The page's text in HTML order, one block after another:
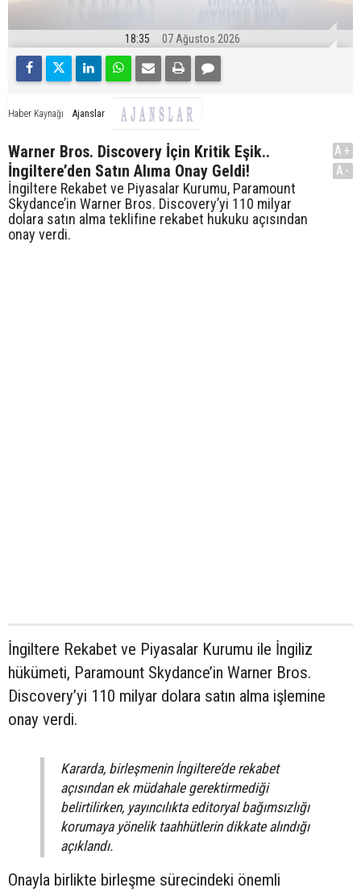
18:35 07 Ağustos 2026
Haber Kaynağı Ajanslar
Warner Bros. Discovery İçin Kritik Eşik..
İngiltere’den Satın Alıma Onay Geldi!
İngiltere Rekabet ve Piyasalar Kurumu, Paramount
Skydance’in Warner Bros. Discovery’yi 110 milyar
dolara satın alma teklifine rekabet hukuku açısından
onay verdi.
A+
A-
İngiltere Rekabet ve Piyasalar Kurumu ile İngiliz
hükümeti, Paramount Skydance’in Warner Bros.
Discovery’yi 110 milyar dolara satın alma işlemine
onay verdi.
Kararda, birleşmenin İngiltere’de rekabet
açısından ek müdahale gerektirmediği
belirtilirken, yayıncılıkta editoryal bağımsızlığı
korumaya yönelik taahhütlerin dikkate alındığı
açıklandı.
Onayla birlikte birleşme sürecindeki önemli